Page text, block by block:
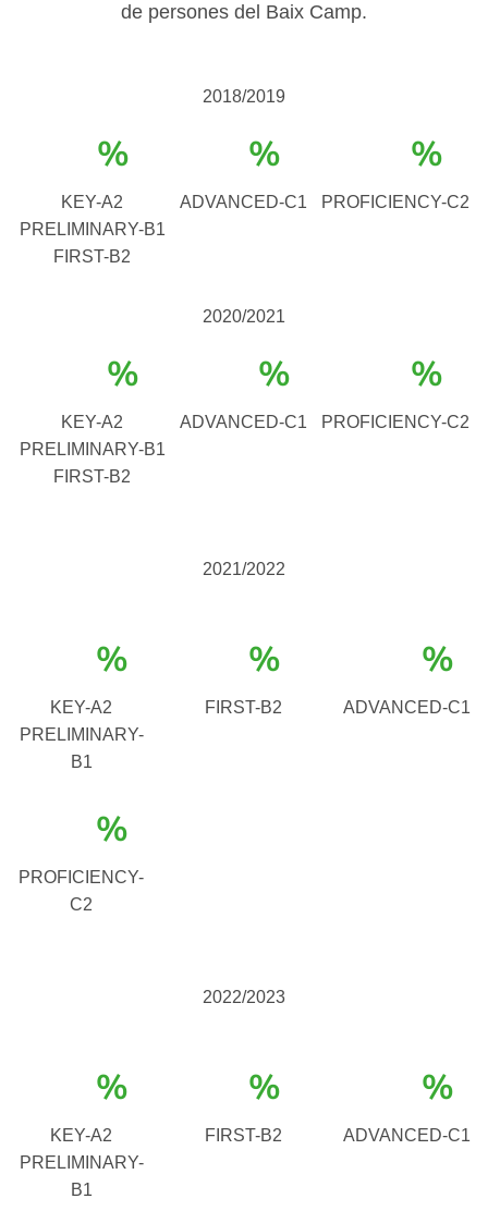
de persones del Baix Camp.
2018/2019
%
KEY-A2
PRELIMINARY-B1
FIRST-B2
%
ADVANCED-C1
%
PROFICIENCY-C2
2020/2021
%
KEY-A2
PRELIMINARY-B1
FIRST-B2
%
ADVANCED-C1
%
PROFICIENCY-C2
2021/2022
%
KEY-A2
PRELIMINARY-
B1
%
FIRST-B2
%
ADVANCED-C1
%
PROFICIENCY-
C2
2022/2023
%
KEY-A2
PRELIMINARY-
B1
%
FIRST-B2
%
ADVANCED-C1